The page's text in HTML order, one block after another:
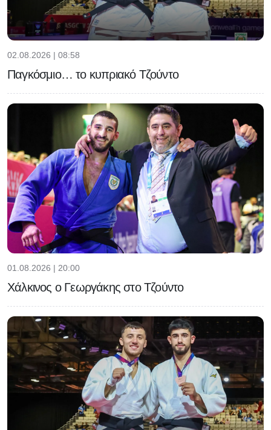
02.08.2026 | 08:58
Παγκόσμιο… το κυπριακό Τζούντο
01.08.2026 | 20:00
Χάλκινος ο Γεωργάκης στο Τζούντο